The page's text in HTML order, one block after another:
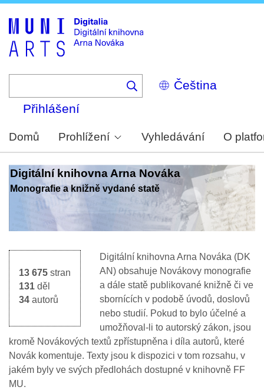
Select
your
Přihlášení
Domů Prohlížení Vyhledávání O
Digitální knihovna Arna Nováka
Monografie a knižně vydané statě
13 675 stran
131 děl
34 autorů
Digitální knihovna Arna Nováka (DK
AN) obsahuje Novákovy monografie
a dále statě publikované knižně či ve
sbornících v podobě úvodů, doslovů
nebo studií. Pokud to bylo účelné a
umožňoval-li to autorský zákon, jsou
kromě Novákových textů zpřístupněna i díla autorů, které
Novák komentuje. Texty jsou k dispozici v tom rozsahu, v
jakém byly ve svých předlohách dostupné v knihovně FF
MU.